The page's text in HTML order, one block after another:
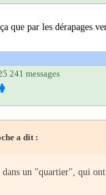
que par les dérapages
241 messages
a dit :
un "quartier", qui